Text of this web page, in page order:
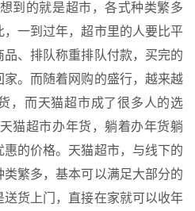
到的就是超市，各式种类繁多
一到过年，超市里的人要比平
、排队称重排队付款，买完的
。而随着网购的盛行，越来越
，而天猫超市成了很多人的选
猫超市办年货，躺着办年货躺
的价格。天猫超市，与线下的
繁多，基本可以满足大部分的
货上门，直接在家就可以收年